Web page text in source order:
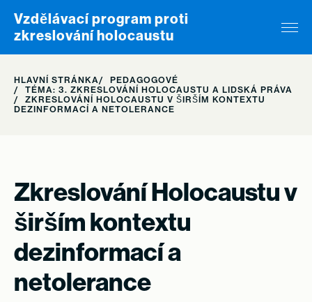
Skip to content
Vzdělávací program proti
zkreslování holocaustu
HLAVNÍ STRÁNKA
PEDAGOGOVÉ
TÉMA: 3. ZKRESLOVÁNÍ HOLOCAUSTU A LIDSKÁ PRÁVA
ZKRESLOVÁNÍ HOLOCAUSTU V ŠIRŠÍM KONTEXTU
DEZINFORMACÍ A NETOLERANCE
Zkreslování Holocaustu v
širším kontextu
dezinformací a
netolerance